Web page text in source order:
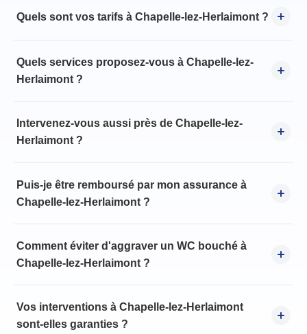
Quels sont vos tarifs à Chapelle-lez-Herlaimont ?
Quels services proposez-vous à Chapelle-lez-
Herlaimont ?
Intervenez-vous aussi près de Chapelle-lez-
Herlaimont ?
Puis-je être remboursé par mon assurance à
Chapelle-lez-Herlaimont ?
Comment éviter d'aggraver un WC bouché à
Chapelle-lez-Herlaimont ?
Vos interventions à Chapelle-lez-Herlaimont
sont-elles garanties ?